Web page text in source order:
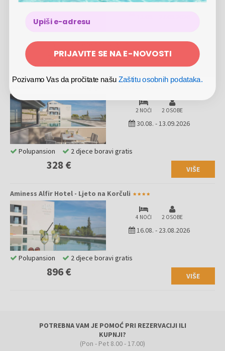
2 NOĆI 2 OSOBE
279 €
Polupansion 2 djece boravi gratis
Aminess Alfir Hotel - Kraj ljeta na Korčuli
2 NOĆI 2 OSOBE
30.08. -13.09.2026
328 € VIŠE
Polupansion 2 djece boravi gratis
Aminess Alfir Hotel - Ljeto na Korčuli
4 NOĆI 2 OSOBE
16.08. - 23.08.2026
896 € VIŠE
Polupansion 2 djece boravi gratis
POTREBNA VAM JE POMOĆ PRI REZERVACIJI ILI
KUPNJI?
(Pon - Pet 8.00 - 17.00)
PRIJAVITE SE NA E-NOVOSTI
Pozivamo Vas da pročitate našu Zaštitu osobnih podataka.